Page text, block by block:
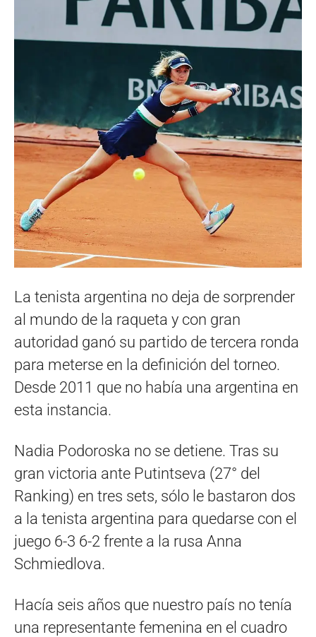
La tenista argentina no deja de sorprender
al mundo de la raqueta y con gran
autoridad ganó su partido de tercera ronda
para meterse en la definición del torneo.
Desde 2011 que no había una argentina en
esta instancia.
Nadia Podoroska no se detiene. Tras su
gran victoria ante Putintseva (27° del
Ranking) en tres sets, sólo le bastaron dos
a la tenista argentina para quedarse con el
juego 6-3 6-2 frente a la rusa Anna
Schmiedlova.
Hacía seis años que nuestro país no tenía
una representante femenina en el cuadro